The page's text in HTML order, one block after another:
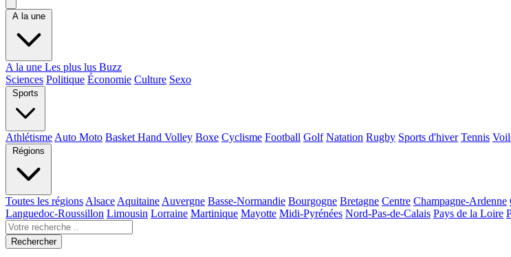
A la une
A la une Les plus lus Buzz
Sciences Politique Économie Culture Sexo
Sports
Athlétisme Auto Moto Basket Hand Volley Boxe Cyclisme Football Golf Natation Rugby Sports d'hiver Tennis
Régions
Toutes les régions Alsace Aquitaine Auvergne Basse-Normandie Bourgogne Bretagne Centre Champagne-Ardenne
Languedoc-Roussillon Limousin Lorraine Martinique Mayotte Midi-Pyrénées Nord-Pas-de-Calais Pays de la Loire
Rechercher